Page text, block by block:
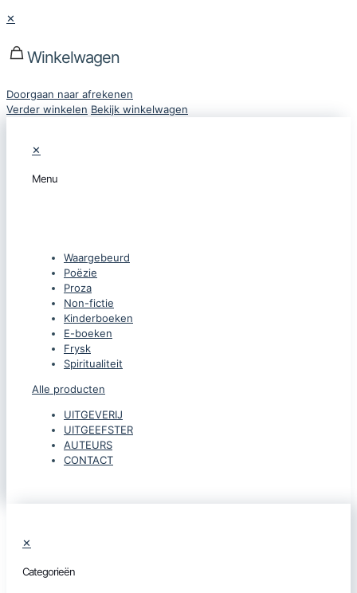
✕
Winkelwagen
Doorgaan naar afrekenen
Verder winkelen Bekijk winkelwagen
✕
Menu
Waargebeurd
Poëzie
Proza
Non-fictie
Kinderboeken
E-boeken
Frysk
Spiritualiteit
Alle producten
UITGEVERIJ
UITGEEFSTER
AUTEURS
CONTACT
✕
Categorieën